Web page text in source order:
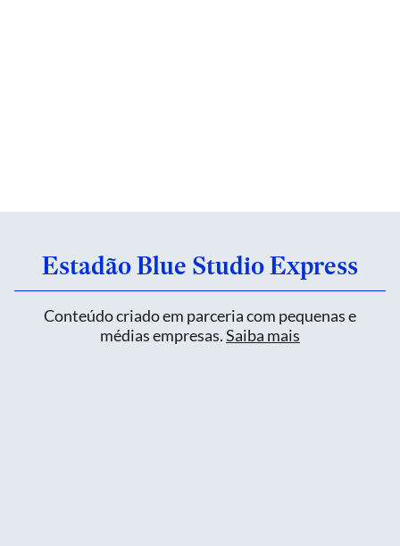
Estadão Blue Studio Express
Conteúdo criado em parceria com pequenas e
médias empresas.Saiba mais